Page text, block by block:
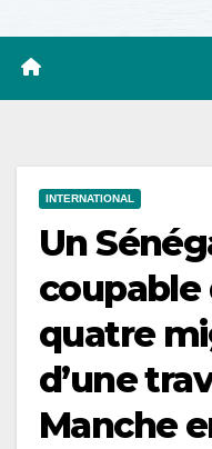
INTERNATIONAL
Un
coupable
quatre
d’une
Manche